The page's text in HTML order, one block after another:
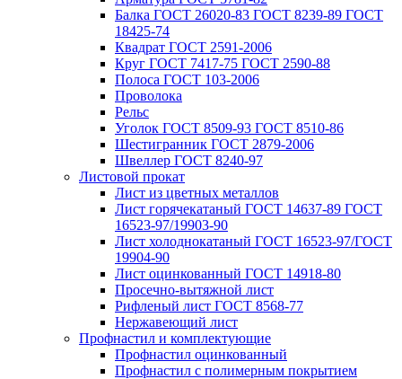
Балка ГОСТ 26020-83 ГОСТ 8239-89 ГОСТ
18425-74
Квадрат ГОСТ 2591-2006
Круг ГОСТ 7417-75 ГОСТ 2590-88
Полоса ГОСТ 103-2006
Проволока
Рельс
Уголок ГОСТ 8509-93 ГОСТ 8510-86
Шестигранник ГОСТ 2879-2006
Швеллер ГОСТ 8240-97
Листовой прокат
Лист из цветных металлов
Лист горячекатаный ГОСТ 14637-89 ГОСТ
16523-97/19903-90
Лист холоднокатаный ГОСТ 16523-97/ГОСТ
19904-90
Лист оцинкованный ГОСТ 14918-80
Просечно-вытяжной лист
Рифленый лист ГОСТ 8568-77
Нержавеющий лист
Профнастил и комплектующие
Профнастил оцинкованный
Профнастил с полимерным покрытием